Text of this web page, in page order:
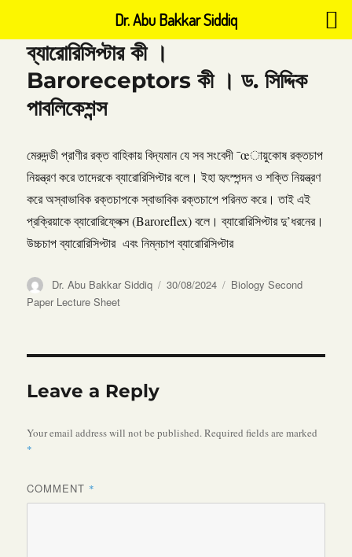
ব্যারোরিসিপ্টার কী ।
Baroreceptors কী । ড. সিদ্দিক
পাবলিকেশন্স
মেরুদন্ডী প্রাণীর রক্ত বাহিকায় বিদ্যমান যে সব সংবেদী ¯œায়ুকোষ রক্তচাপ
নিয়ন্ত্রণ করে তাদেরকে ব্যারোরিসিপ্টার বলে। ইহা হৃৎস্পন্দন ও শক্তি নিয়ন্ত্রণ
করে অস্বাভাবিক রক্তচাপকে স্বাভাবিক রক্তচাপে পরিনত করে। তাই এই
প্রক্রিয়াকে ব্যারোরিফ্লেক্স (Baroreflex) বলে। ব্যারোরিসিপ্টার দু’ধরনের।
উচ্চচাপ ব্যারোরিসিপ্টার এবং নিম্নচাপ ব্যারোরিসিপ্টার
Author
Dr. Abu Bakkar Siddiq
Posted
30/08/2024 Categories
Biology Second
Paper Lecture Sheet
Leave a Reply
Your email address will not be published.Required fields are marked
*
COMMENT *
Dr. Abu Bakkar Siddiq